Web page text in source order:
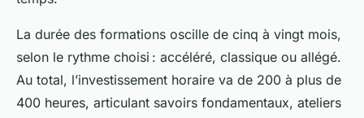
La durée des formations oscille de cinq à vingt mois,
selon le rythme choisi : accéléré, classique ou allégé.
Au total, l’investissement horaire va de 200 à plus de
400 heures, articulant savoirs fondamentaux, ateliers